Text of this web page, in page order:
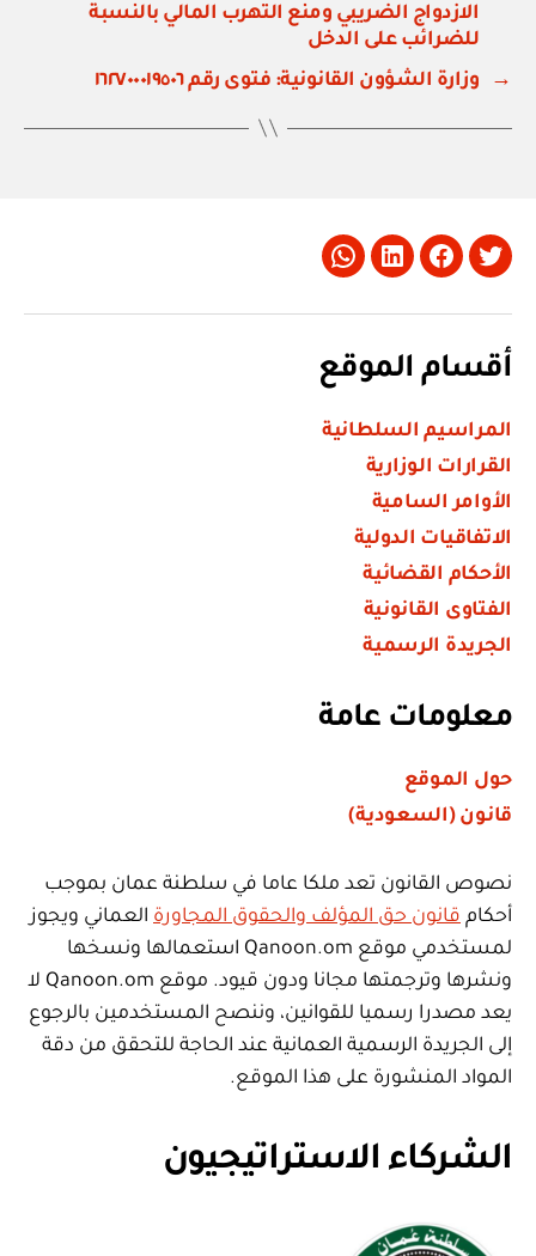
الازدواج الضريبي ومنع التهرب المالي بالنسبة
للضرائب على الدخل
→
وزارة الشؤون القانونية: فتوى رقم ١٦٢٧٠٠٠١٩٥٠٦
Twitter
Facebook
LinkedIn
Whatsapp
أقسام الموقع
المراسيم السلطانية
القرارات الوزارية
الأوامر السامية
الاتفاقيات الدولية
الأحكام القضائية
الفتاوى القانونية
الجريدة الرسمية
معلومات عامة
حول الموقع
قانون (السعودية)
نصوص القانون تعد ملكا عاما في سلطنة عمان بموجب
أحكام قانون حق المؤلف والحقوق المجاورة العماني ويجوز
لمستخدمي موقع Qanoon.om استعمالها ونسخها
ونشرها وترجمتها مجانا ودون قيود. موقع Qanoon.om لا
يعد مصدرا رسميا للقوانين، وننصح المستخدمين بالرجوع
إلى الجريدة الرسمية العمانية عند الحاجة للتحقق من دقة
المواد المنشورة على هذا الموقع.
الشركاء الاستراتيجيون